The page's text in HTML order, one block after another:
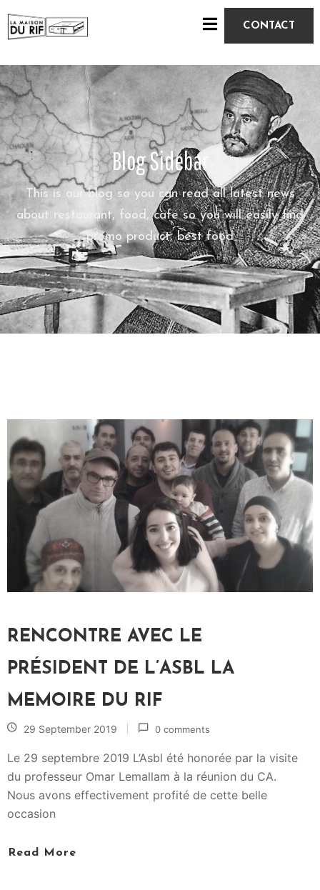
A
C
C
U
E
I
L
À
P
R
O
P
O
S
T
I
V
R
A
I
R
E
I
F
A
I
CONTACT
Blog Sidebar
This is our blog so you can read all latest news
about restaurant, food, cafe so you will easily find
promo product, best food
RENCONTRE AVEC LE
PRÉSIDENT DE L’ASBL LA
MEMOIRE DU RIF
29 September 2019 0 comments
Le 29 septembre 2019 L’Asbl été honorée par la visite
du professeur Omar Lemallam à la réunion du CA.
Nous avons effectivement profité de cette belle
occasion
Read More